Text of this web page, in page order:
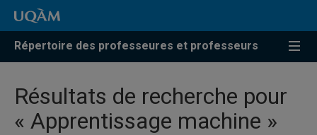
Répertoire des professeures et professeurs
Résultats de recherche pour
« Apprentissage machine »